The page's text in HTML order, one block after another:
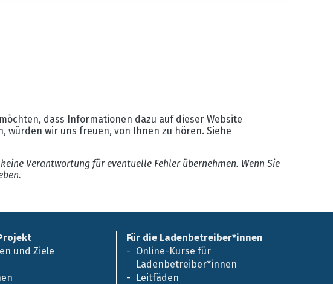
dass Informationen dazu auf dieser Website
wir uns freuen, von Ihnen zu hören. Siehe
Verantwortung für eventuelle Fehler übernehmen. Wenn Sie
und Ziele
Für die Ladenbetreiber*innen
Online-Kurse für
Ladenbetreiber*innen
Leitfäden